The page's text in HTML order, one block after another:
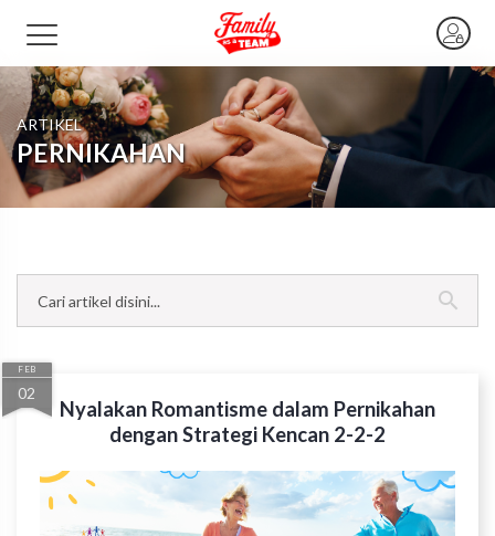
ARTIKEL
PERNIKAHAN
FEB
02
Nyalakan Romantisme dalam Pernikahan
dengan Strategi Kencan 2-2-2